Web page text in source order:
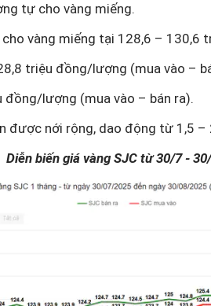
tự cho vàng miếng.
cho vàng miếng tại 128,6 – 130,6
triệu đồng/lượng (mua vào –
đồng/lượng (mua vào – bán ra).
được nới rộng, dao động từ 1,5
Diễn biến giá vàng SJC từ 30/7 -